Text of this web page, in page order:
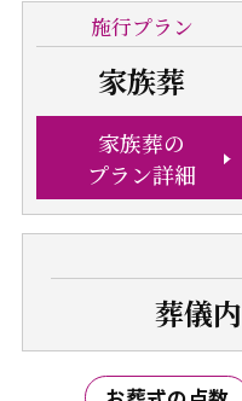
施行プラン
家族葬
家族葬の
プラン詳細
葬儀